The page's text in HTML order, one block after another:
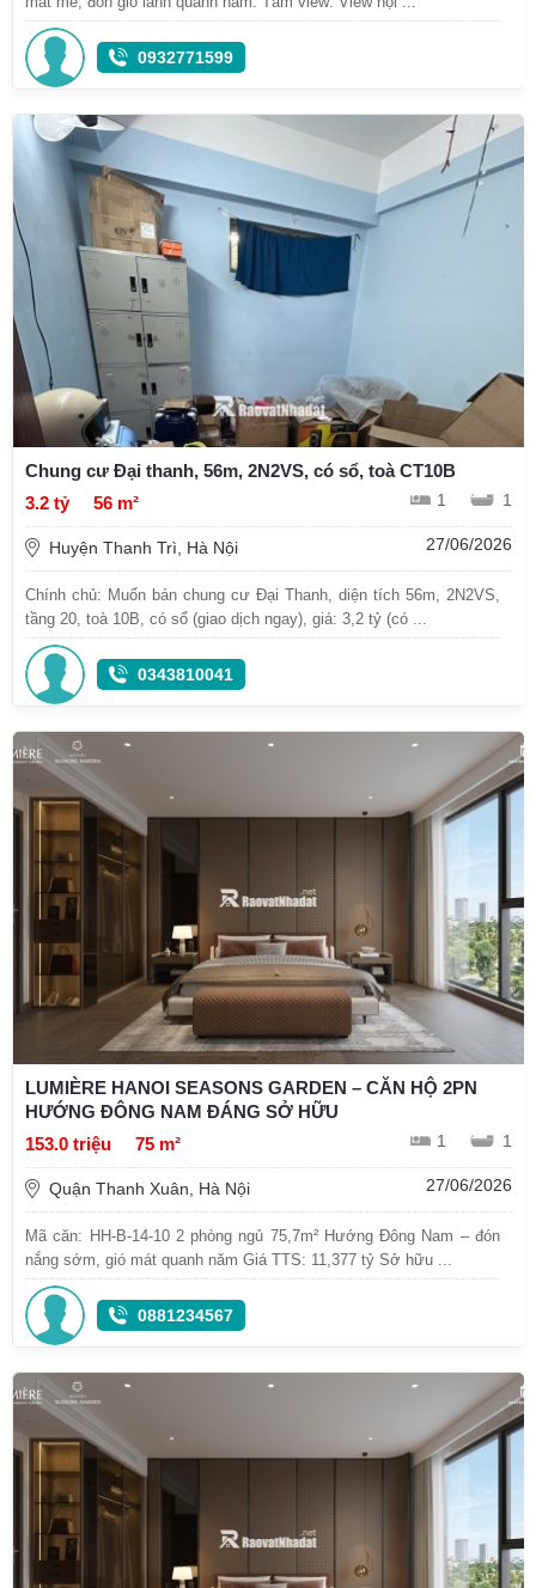
0932771599
Chung cư Đại thanh, 56m, 2N2VS, có sổ, toà CT10B
3.2 tỷ
56 m² 1 1
Huyện Thanh Trì, Hà Nội 27/06/2026
Chính chủ: Muốn bán chung cư Đại Thanh, diện tích 56m, 2N2VS,
tầng 20, toà 10B, có sổ (giao dịch ngay), giá: 3,2 tỷ (có ...
0343810041
LUMIÈRE HANOI SEASONS GARDEN – CĂN HỘ 2PN
HƯỚNG ĐÔNG NAM ĐÁNG SỞ HỮU
153.0 triệu
75 m² 1 1
Quận Thanh Xuân, Hà Nội 27/06/2026
Mã căn: HH-B-14-10 2 phòng ngủ 75,7m² Hướng Đông Nam – đón
nắng sớm, gió mát quanh năm Giá TTS: 11,377 tỷ Sở hữu ...
0881234567